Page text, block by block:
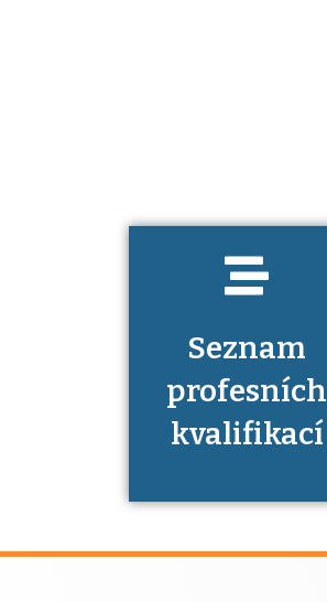
Seznam
profesních
kvalifikací